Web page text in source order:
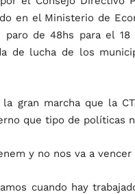
en el Ministerio de
de 48hs para el
de lucha de los
gran marcha que la
que tipo de políticas
y no nos va a vencer
cuando hay